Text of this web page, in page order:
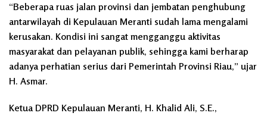
“Beberapa ruas jalan provinsi dan jembatan penghubung
antarwilayah di Kepulauan Meranti sudah lama mengalami
kerusakan. Kondisi ini sangat mengganggu aktivitas
masyarakat dan pelayanan publik, sehingga kami berharap
adanya perhatian serius dari Pemerintah Provinsi Riau,” ujar
H. Asmar.
Ketua DPRD Kepulauan Meranti, H. Khalid Ali, S.E.,